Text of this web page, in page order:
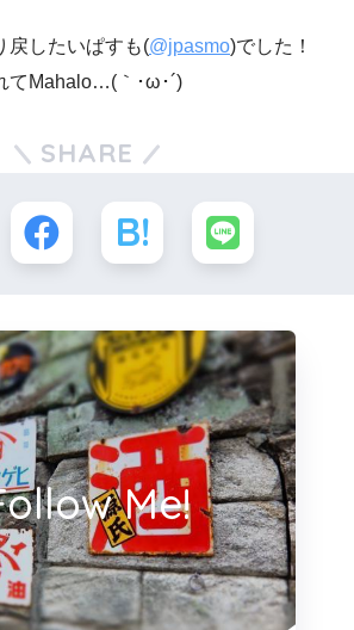
戻したいぱすも(@jpasmo)でした！
てMahalo…(｀･ω･´)ゞ
SHARE
Me!